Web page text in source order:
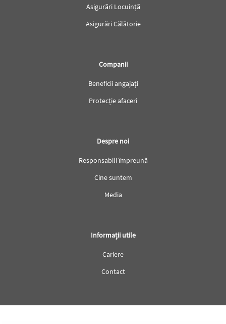
Asigurări Locuință
Asigurări Călătorie
Companii
Beneficii angajați
Protecție afaceri
Despre noi
Responsabili împreună
Cine suntem
Media
Informații utile
Cariere
Contact